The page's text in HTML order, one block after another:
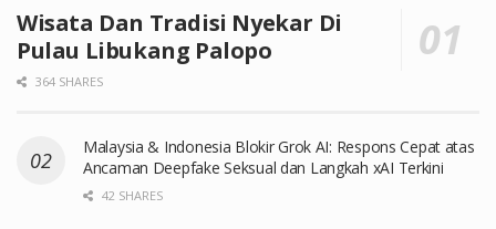
Wisata Dan Tradisi Nyekar Di
Pulau Libukang Palopo
364 SHARES
Malaysia & Indonesia Blokir Grok AI: Respons Cepat atas
Ancaman Deepfake Seksual dan Langkah xAI Terkini
42 SHARES